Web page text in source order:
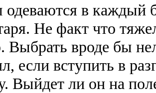
в каждый
Не факт что
Выбрать вроде бы
если вступить в
Выйдет ли он на